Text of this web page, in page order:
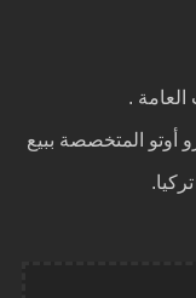
.
أوتو المتخصصة ببيع